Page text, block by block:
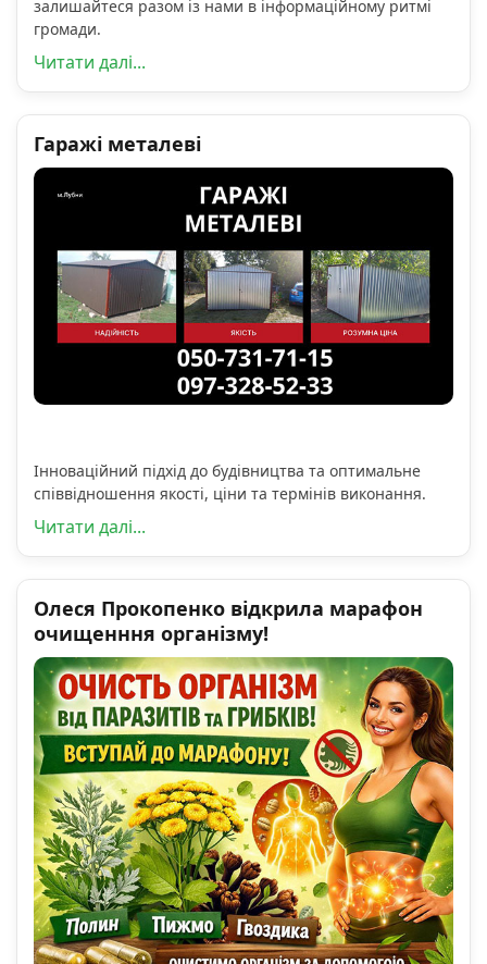
залишайтеся разом із нами в інформаційному ритмі
громади.
Читати далі...
Гаражі металеві
Інноваційний підхід до будівництва та оптимальне
співвідношення якості, ціни та термінів виконання.
Читати далі...
Олеся Прокопенко відкрила марафон
очищенння організму!